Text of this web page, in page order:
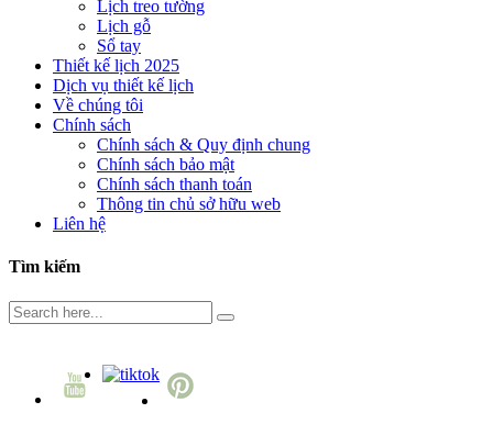
Lịch treo tường
Lịch gỗ
Sổ tay
Thiết kế lịch 2025
Dịch vụ thiết kế lịch
Về chúng tôi
Chính sách
Chính sách & Quy định chung
Chính sách bảo mật
Chính sách thanh toán
Thông tin chủ sở hữu web
Liên hệ
Tìm kiếm